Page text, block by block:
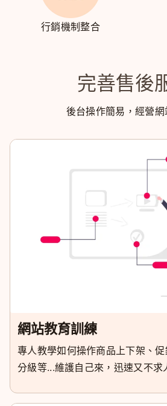
行銷機制整合
完善售後
後台操作簡易，經營
網站教育訓練
專人教學如何操作商品上下架、
分級等...維護自己來，迅速又不求